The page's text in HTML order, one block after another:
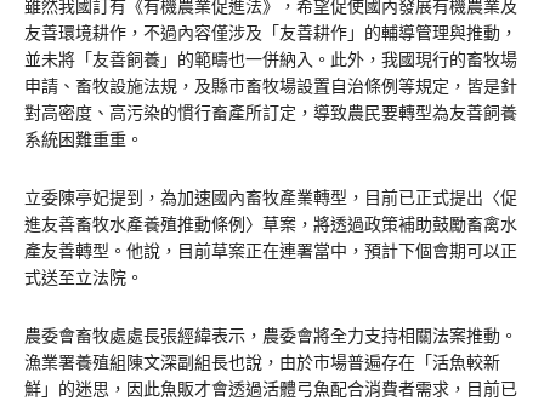
雖然我國訂有《有機農業促進法》，希望促使國內發展有機農業及
友善環境耕作，不過內容僅涉及「友善耕作」的輔導管理與推動，
並未將「友善飼養」的範疇也一併納入。此外，我國現行的畜牧場
申請、畜牧設施法規，及縣市畜牧場設置自治條例等規定，皆是針
對高密度、高污染的慣行畜產所訂定，導致農民要轉型為友善飼養
系統困難重重。
立委陳亭妃提到，為加速國內畜牧產業轉型，目前已正式提出〈促
進友善畜牧水產養殖推動條例〉草案，將透過政策補助鼓勵畜禽水
產友善轉型。他說，目前草案正在連署當中，預計下個會期可以正
式送至立法院。
農委會畜牧處處長張經緯表示，農委會將全力支持相關法案推動。
漁業署養殖組陳文深副組長也說，由於市場普遍存在「活魚較新
鮮」的迷思，因此魚販才會透過活體弓魚配合消費者需求，目前已